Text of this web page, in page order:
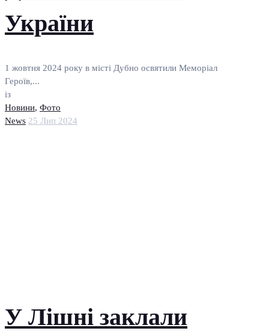
України
1 жовтня 2024 року в місті Дубно освятили Меморіал
Героїв,...
із
Новини, Фото
News 25 Лип 2024
У Лішні заклали